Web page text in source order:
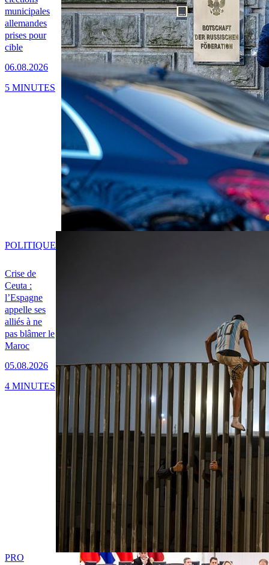
municipales
allemandes
prises pour
cible
06.08.2026
5 MINUTES
Crise de
Ceuta :
l’Espagne
appelle ses
alliés à ne
pas blâmer le
Maroc
05.08.2026
POLITIQUE
4 MINUTES
PRO